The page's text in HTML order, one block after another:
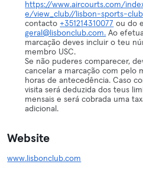
https://www.aircourts.com/
e/view_club//lisbon-sports-club
contacto +351214310077 ou do
geral@lisbonclub.com. Ao
marcação deves incluir o teu
membro USC.
Se não puderes comparecer,
cancelar a marcação com pelo
horas de antecedência. Caso
visita será deduzida dos teus
mensais e será cobrada uma
adicional.
Website
www.lisbonclub.com